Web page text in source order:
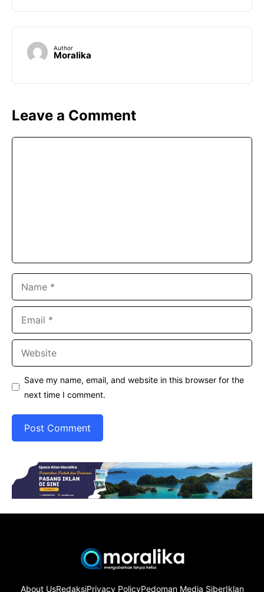
Author
Moralika
Leave a Comment
Save my name, email, and website in this browser for the
next time I comment.
About UsRedaksiPrivacy PolicyPedoman Media SiberIklan